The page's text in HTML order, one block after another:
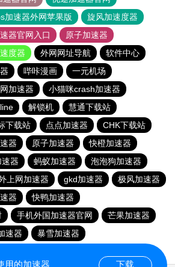
加速器外网苹果版
旋风加速度器
器官网入口
原子加速器
度器 外网网址导航
软件中心
哔咔漫画
一元机场
加速器
小猫咪crash加速器
解锁机
慧通下载站
下载站 点点加速器
CHK下载站
器 原子加速器
快橙加速器
器 蚂蚁加速器
泡泡狗加速器
上网加速器 gkd加速器
极风加速器
器
快鸭加速器
手机外国加速器官网
芒果加速器
速器
暴雪加速器
用的加速器 下载